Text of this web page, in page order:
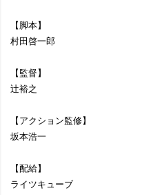
【脚本】
村田啓一郎
【監督】
辻裕之
【アクション監修】
坂本浩一
【配給】
ライツキューブ